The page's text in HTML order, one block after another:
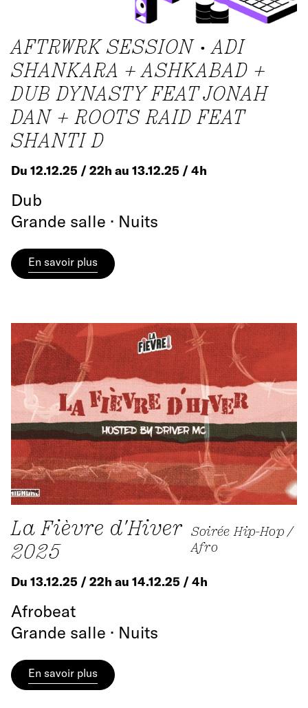
AFTRWRK SESSION • ADI
SHANKARA + ASHKABAD +
DUB DYNASTY FEAT JONAH
DAN + ROOTS RAID FEAT
SHANTI D
Du 12.12.25 / 22h au 13.12.25 / 4h
Dub
Grande salle · Nuits
En savoir plus
La Fièvre d'Hiver
2025
Soirée Hip-Hop /
Afro
Du 13.12.25 / 22h au 14.12.25 / 4h
Afrobeat
Grande salle · Nuits
En savoir plus